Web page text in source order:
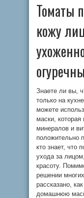
Томаты
кожу
Знаете ли вы,
только на
можете
маски,
минералов и
положительно
кто знает, что
ухода за
красоту.
решении
рассказано,
домашнюю